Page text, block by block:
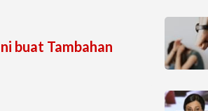
buat Tambahan